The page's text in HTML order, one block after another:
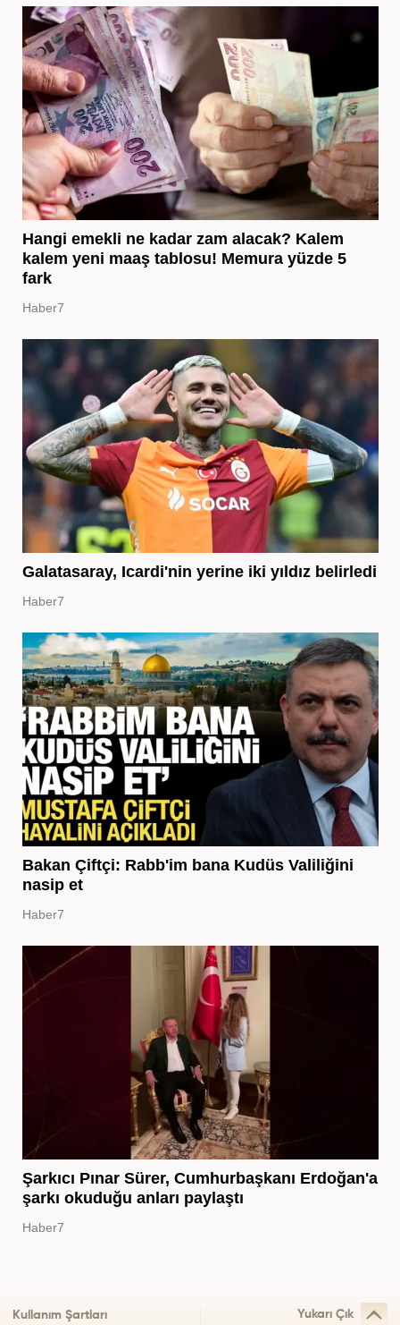
Hangi emekli ne kadar zam alacak? Kalem
kalem yeni maaş tablosu! Memura yüzde 5
fark
Haber7
Galatasaray, Icardi'nin yerine iki yıldız belirledi
Haber7
Bakan Çiftçi: Rabb'im bana Kudüs Valiliğini
nasip et
Haber7
Şarkıcı Pınar Sürer, Cumhurbaşkanı Erdoğan'a
şarkı okuduğu anları paylaştı
Haber7
Kullanım Şartları Yukarı Çık